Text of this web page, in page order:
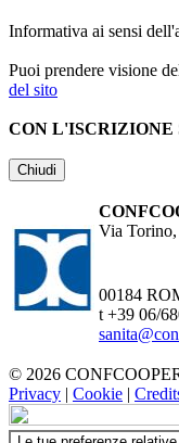
Informativa ai sensi
Puoi prendere visione
del sito
CON L'ISCRIZIONE
Chiudi
Via
00184
t +39 06/
© 2026
Privacy | Cookie |